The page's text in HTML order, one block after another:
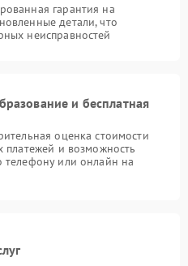
гарантия на
детали, что
неисправностей
и бесплатная
оценка стоимости
платежей и возможность
телефону или онлайн на